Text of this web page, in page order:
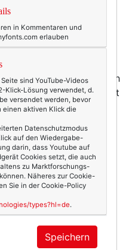
Haus Ackstaller
Und
funkelt und
keiner Lichterkette
harrt nach wie vor
und Glühwein habe ich
Meine Mutter hat
Dose Vanillekipferl
dass sie nie leer wird.
mehr
in Kommentaren und
erlauben
sind YouTube-Videos
Klick-Lösung verwendet, d.
versendet werden, bevor
einen aktiven Klick die
Datenschutzmodus
auf den Wiedergabe-
darin, dass Youtube auf
Cookies setzt, die auch
zu Marktforschungs-
Näheres zur Cookie-
Sie in der Cookie-Policy
types?hl=de.
Speichern